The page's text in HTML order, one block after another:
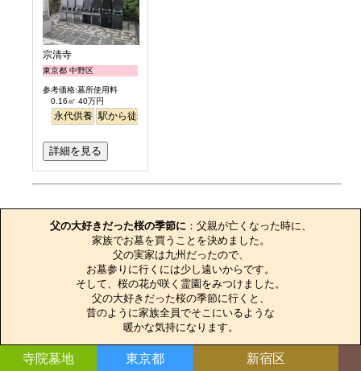
宗清寺
東京都 中野区
参考価格:墓所使用料
0.16㎡ 40万円
永代供養 駅から徒歩
詳細を見る
父の大好きだった桜の季節に：父親が亡くなった時に、
家族でお墓を買うことを決めました。
父の実家は九州だったので、
お墓参りに行くには少し遠いからです。
そして、桜の花が咲く霊園をみつけました。
父の大好きだった桜の季節に行くと、
昔のように家族全員でそこにいるような
暖かな気持になります。
寺院墓地 東京都 新宿区